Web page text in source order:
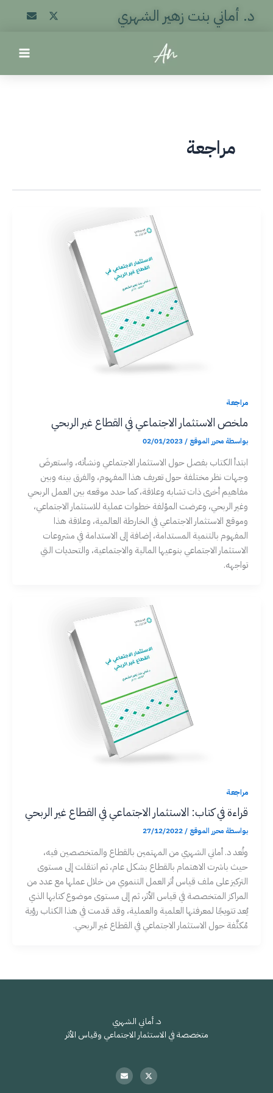
د. أماني بنت زهير الشهري
مراجعة
مراجعة
ملخص الاستثمار الاجتماعي في القطاع غير الربحي
بواسطة محرر الموقع /
02/01/2023
ابتدأ الكتاب بفصل حول الاستثمار الاجتماعي ونشأته، واستعرضَ
وجهات نظر مختلفة حول تعريف هذا المفهوم، والفرق بينه وبين
مفاهيم أخرى ذات تشابه وعلاقة، كما حدد موقعه بين العمل الربحي
وغير الربحي، وعرضت المؤلفة خطوات عملية للاستثمار الاجتماعي،
وموقع الاستثمار الاجتماعي في الخارطة العالمية، وعلاقة هذا
المفهوم بالتنمية المستدامة، إضافة إلى الاستدامة في مشروعات
الاستثمار الاجتماعي بنوعيها المالية والاجتماعية، والتحديات التي
تواجهه.
مراجعة
قراءة في كتاب: الاستثمار الاجتماعي في القطاع غير الربحي
بواسطة محرر الموقع /
27/12/2022
وتُعد د. أماني الشهري من المهتمين بالقطاع والمتخصصين فيه،
حيث باشرت الاهتمام بالقطاع بشكل عام، ثم انتقلت إلى مستوى
التركيز على ملف قياس أثر العمل التنموي من خلال عملها مع عدد من
المراكز المتخصصة في قياس الأثر، ثم إلى مستوى موضوع كتابها الذي
يُعد تتويجًا لمعرفتها العلمية والعملية، وقد قدمت في هذا الكتاب رؤية
مُكثَّفة حول الاستثمار الاجتماعي في القطاع غير الربحي.
د. أماني الشهري
متخصصة في الاستثمار الاجتماعي وقياس الأثر